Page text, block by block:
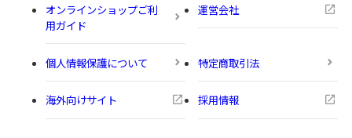
オンラインショップご利
用ガイド
運営会社
個人情報保護について 特定商取引法
海外向けサイト 採用情報